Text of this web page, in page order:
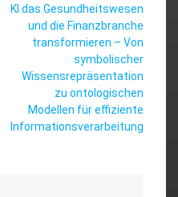
KI das Gesundheitswesen
und die Finanzbranche
transformieren – Von
symbolischer
Wissensrepräsentation
zu ontologischen
Modellen für effiziente
Informationsverarbeitung